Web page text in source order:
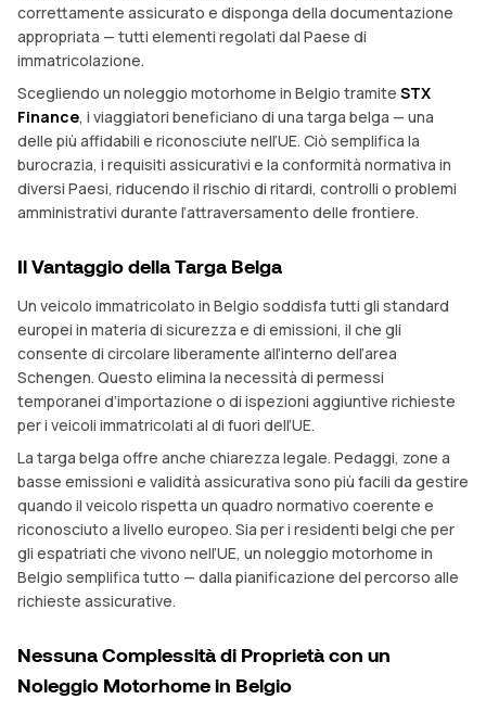
correttamente assicurato e disponga della documentazione
appropriata — tutti elementi regolati dal Paese di
immatricolazione.
Scegliendo un noleggio motorhome in Belgio tramite STX
Finance, i viaggiatori beneficiano di una targa belga — una
delle più affidabili e riconosciute nell’UE. Ciò semplifica la
burocrazia, i requisiti assicurativi e la conformità normativa in
diversi Paesi, riducendo il rischio di ritardi, controlli o problemi
amministrativi durante l’attraversamento delle frontiere.
Il Vantaggio della Targa Belga
Un veicolo immatricolato in Belgio soddisfa tutti gli standard
europei in materia di sicurezza e di emissioni, il che gli
consente di circolare liberamente all’interno dell’area
Schengen. Questo elimina la necessità di permessi
temporanei d’importazione o di ispezioni aggiuntive richieste
per i veicoli immatricolati al di fuori dell’UE.
La targa belga offre anche chiarezza legale. Pedaggi, zone a
basse emissioni e validità assicurativa sono più facili da gestire
quando il veicolo rispetta un quadro normativo coerente e
riconosciuto a livello europeo. Sia per i residenti belgi che per
gli espatriati che vivono nell’UE, un noleggio motorhome in
Belgio semplifica tutto — dalla pianificazione del percorso alle
richieste assicurative.
Nessuna Complessità di Proprietà con un
Noleggio Motorhome in Belgio